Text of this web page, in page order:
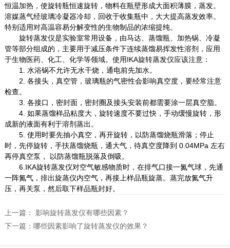
恒温加热，使旋转瓶恒速旋转，物料在瓶壁形成大面积薄膜，蒸发。
溶媒蒸气经玻璃冷凝器冷却，回收于收集瓶中，大大提高蒸发效率。
特别适用对高温容易分解变性的生物制品的浓缩提纯。
旋转蒸发仪是实验室常用设备，由马达、蒸馏瓶、加热锅、冷凝
管等部分组成的，主要用于减压条件下连续蒸馏易挥发性溶剂，应用
于生物医药、化工、化学等领域。使用IKA旋转蒸发仪应该注意：
1. 水浴锅不允许无水干烧，通电前先加水。
2. 各接头，真空管，玻璃瓶的气密性会影响真空度，要经常注意
检查。
3. 各接口，密封面，密封圈及接头安装前都需要涂一层真空脂。
4. 如果蒸馏样品粘度大，旋转速度不要过快，手动缓慢旋转，形
成新的液面有利于溶剂蒸出。
5. 使用时要先抽小真空，再开旋转，以防蒸馏烧瓶滑落；停止
时，先停旋转，手扶蒸馏烧瓶，通大气，待真空度降到 0.04MPa 左右
再停真空泵， 以防蒸馏瓶脱落及倒吸。
6.IKA旋转蒸发仪对空气敏感物质时，在排气口接一氮气球，先通
一阵氮气，排出旋蒸仪内空气，再接上样品瓶旋蒸。蒸完放氮气升
压，再关泵，然后取下样品瓶封好。
上一篇：
影响旋转蒸发仪有哪些因素？
下一篇： 哪些因素影响了旋转蒸发仪的效果？